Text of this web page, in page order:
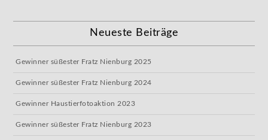
Neueste Beiträge
Gewinner süßester Fratz Nienburg 2025
Gewinner süßester Fratz Nienburg 2024
Gewinner Haustierfotoaktion 2023
Gewinner süßester Fratz Nienburg 2023